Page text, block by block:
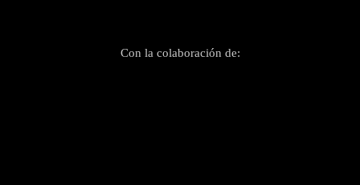
Con la colaboración de: